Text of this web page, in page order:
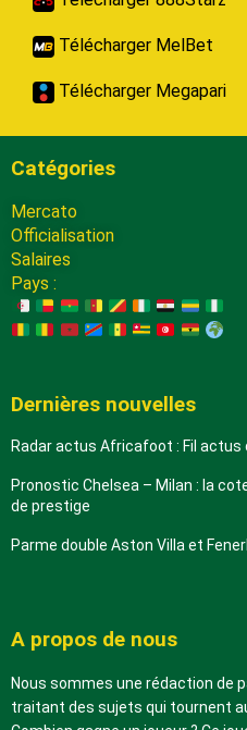
Télécharger MelBet
Télécharger Megapari
Catégories
Mercato
Officialisation
Salaires
Pays :
Dernières nouvelles
Radar actus Africafoot : Fil actus
Pronostic Chelsea – Milan : la
de prestige
Parme double Aston Villa et
A propos de nous
Nous sommes une rédaction de
traitant des sujets qui tournent